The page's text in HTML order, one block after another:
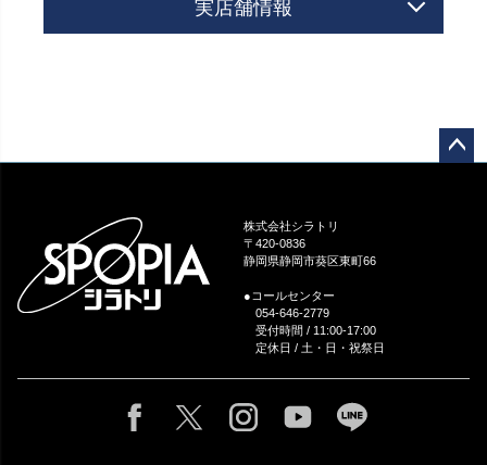
実店舗情報
株式会社シラトリ
〒420-0836
静岡県静岡市葵区東町66
●コールセンター
054-646-2779
受付時間 / 11:00-17:00
定休日 / 土・日・祝祭日